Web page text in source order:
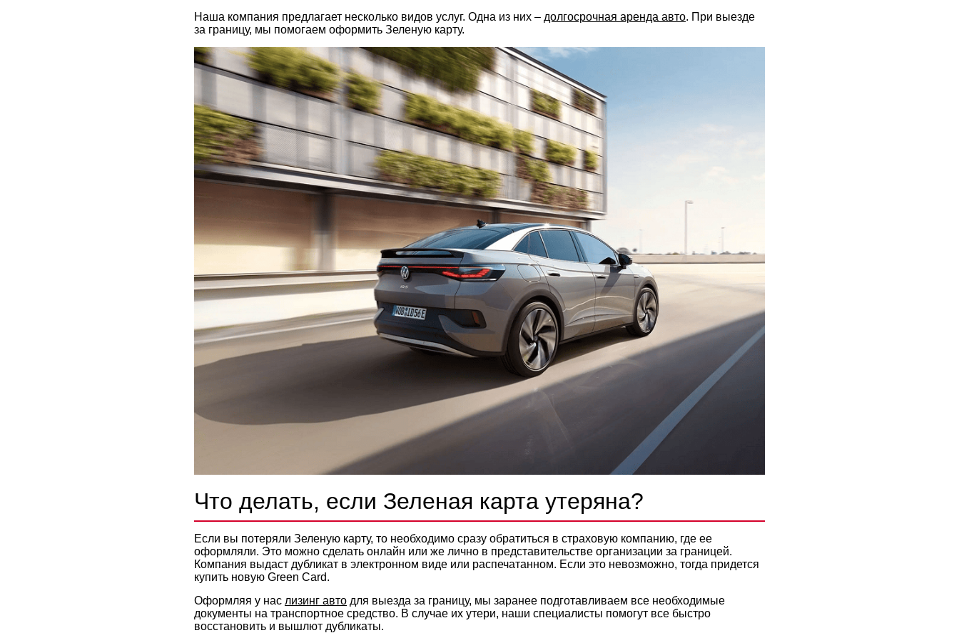
Наша компания предлагает несколько видов услуг. Одна из них – долгосрочная аренда авто. При выезде
за границу, мы помогаем оформить Зеленую карту.
Что делать, если Зеленая карта утеряна?
Если вы потеряли Зеленую карту, то необходимо сразу обратиться в страховую компанию, где ее
оформляли. Это можно сделать онлайн или же лично в представительстве организации за границей.
Компания выдаст дубликат в электронном виде или распечатанном. Если это невозможно, тогда придется
купить новую Green Card.
Оформляя у нас лизинг авто для выезда за границу, мы заранее подготавливаем все необходимые
документы на транспортное средство. В случае их утери, наши специалисты помогут все быстро
восстановить и вышлют дубликаты.